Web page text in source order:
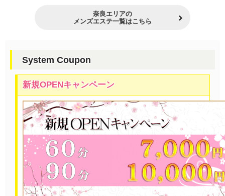
奈良エリアの
メンズエステ一覧はこちら
System Coupon
新規OPENキャンペーン